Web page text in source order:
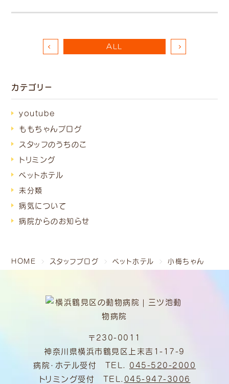
カテゴリー
youtube
ももちゃんブログ
スタッフのうちのこ
トリミング
ペットホテル
未分類
病気について
病院からのお知らせ
ALL
HOME スタッフブログ ペットホテル 小梅ちゃん
〒230-0011
神奈川県横浜市鶴見区上末吉1-17-9
病院・ホテル受付 TEL. 045-520-2000
トリミング受付 TEL. 045-947-3006